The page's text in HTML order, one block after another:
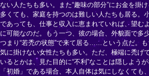
ない人たちも多い。また“趣味の部分”にお金を掛
多くても、家庭を持つのは難しい人たちも居る。
であっても、仕事と収入に恵まれていれば、望む
に可能なのだ。もう一つ、彼の場合、外貌面で多
つまり“若禿の状態”で来て居る……という点だ。
気に掛けない女性たちも多い。ただ、極端に禿げ
いるとかは、見た目的に“不利”なことは隠しよう
「初婚」である場合、本人自体は気にしなくても